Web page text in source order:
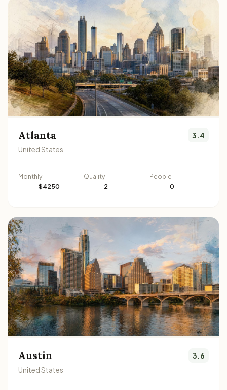
Atlanta
United States
3.4
Monthly
$4250
Quality
2
People
0
Austin
United States
3.6